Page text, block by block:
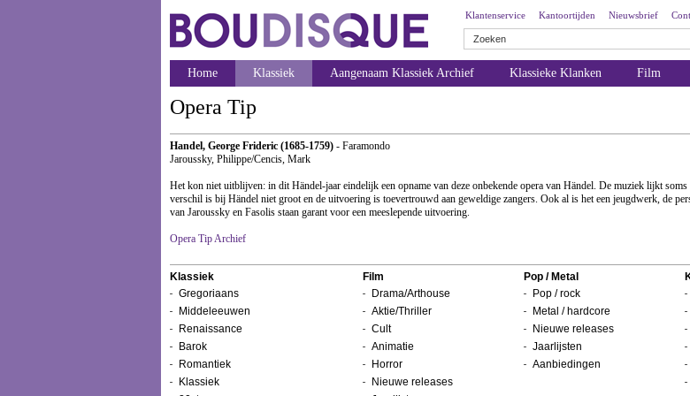
Klantenservice Kantoortijden Nieuwsbrief
Home Klassiek Aangenaam Klassiek Archief Klassieke Klanken Film
Opera Tip
Handel, George Frideric (1685-1759) - Faramondo
Jaroussky, Philippe/Cencis, Mark
Het kon niet uitblijven: in dit Händel-jaar eindelijk een opname van deze onbekende opera van Händel. De muziek lijkt
verschil is bij Händel niet groot en de uitvoering is toevertrouwd aan geweldige zangers. Ook al is het een jeugdwerk, de
van Jaroussky en Fasolis staan garant voor een meeslepende uitvoering.
Opera Tip Archief
Klassiek
Gregoriaans
Middeleeuwen
Renaissance
Barok
Romantiek
Klassiek
Film
Drama/Arthouse
Aktie/Thriller
Cult
Animatie
Horror
Nieuwe releases
Pop / Metal
Pop / rock
Metal / hardcore
Nieuwe releases
Jaarlijsten
Aanbiedingen